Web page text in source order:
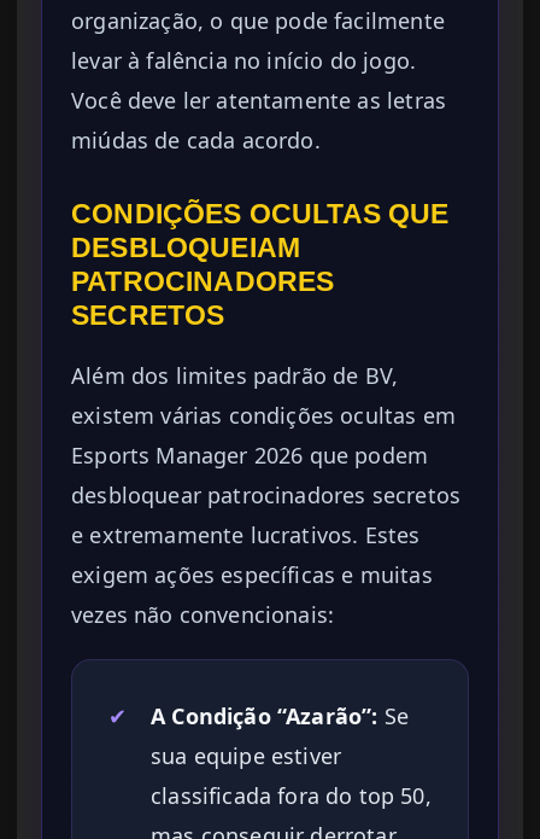
organização, o que pode facilmente
levar à falência no início do jogo.
Você deve ler atentamente as letras
miúdas de cada acordo.
CONDIÇÕES OCULTAS QUE
DESBLOQUEIAM
PATROCINADORES
SECRETOS
Além dos limites padrão de BV,
existem várias condições ocultas em
Esports Manager 2026 que podem
desbloquear patrocinadores secretos
e extremamente lucrativos. Estes
exigem ações específicas e muitas
vezes não convencionais:
✔ A Condição “Azarão”: Se
sua equipe estiver
classificada fora do top 50,